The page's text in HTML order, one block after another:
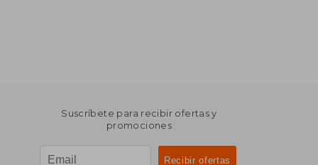
Suscríbete para recibir ofertas y
promociones